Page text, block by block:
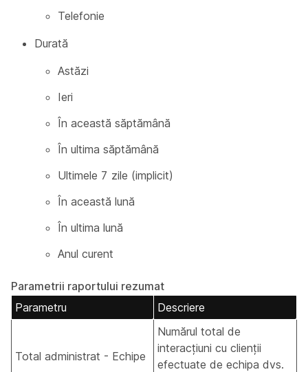
Telefonie
Durată
Astăzi
Ieri
În această săptămână
În ultima săptămână
Ultimele 7 zile (implicit)
În această lună
În ultima lună
Anul curent
Parametrii raportului rezumat
Parametru
Descriere
Total administrat - Echipe
Numărul total de
interacțiuni cu clienții
efectuate de echipa dvs.